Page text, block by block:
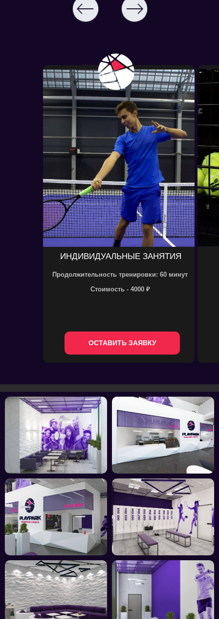
ОСТАВИТЬ ЗАЯВКУ
Продолжительность тренировки: 60 минут
Стоимость - 4000 ₽
ИНДИВИДУАЛЬНЫЕ ЗАНЯТИЯ